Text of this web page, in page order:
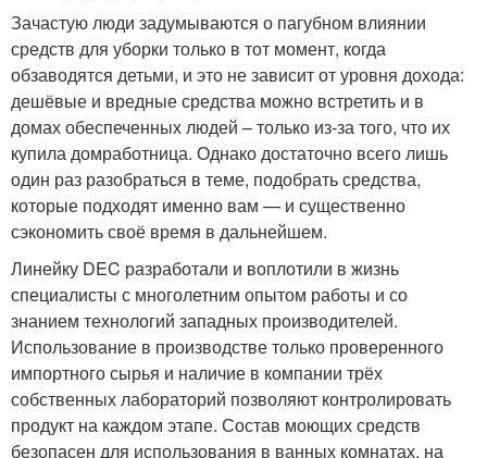
Зачастую люди задумываются о пагубном влиянии
средств для уборки только в тот момент, когда
обзаводятся детьми, и это не зависит от уровня дохода:
дешёвые и вредные средства можно встретить и в
домах обеспеченных людей – только из-за того, что их
купила домработница. Однако достаточно всего лишь
один раз разобраться в теме, подобрать средства,
которые подходят именно вам — и существенно
сэкономить своё время в дальнейшем.
Линейку DEC разработали и воплотили в жизнь
специалисты с многолетним опытом работы и со
знанием технологий западных производителей.
Использование в производстве только проверенного
импортного сырья и наличие в компании трёх
собственных лабораторий позволяют контролировать
продукт на каждом этапе. Состав моющих средств
безопасен для использования в ванных комнатах, на